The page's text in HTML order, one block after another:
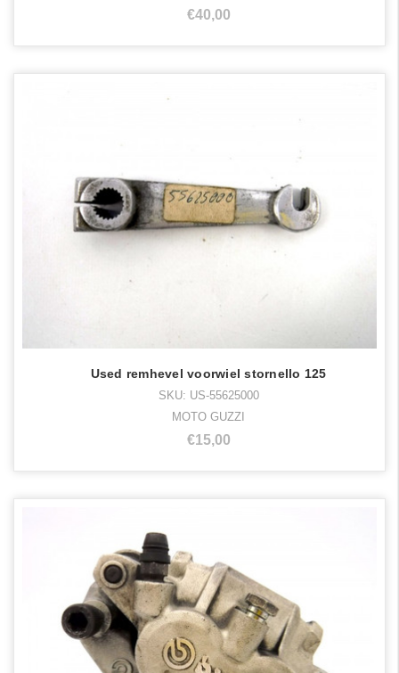
€40,00
Used remhevel voorwiel stornello 125
SKU: US-55625000
MOTO GUZZI
€15,00